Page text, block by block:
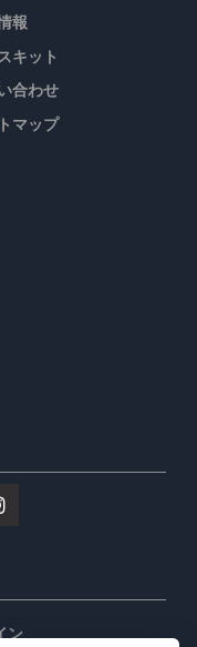
報
キット
合わせ
マップ
ン